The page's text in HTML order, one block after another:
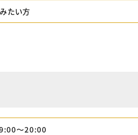
たい方
〜20:00